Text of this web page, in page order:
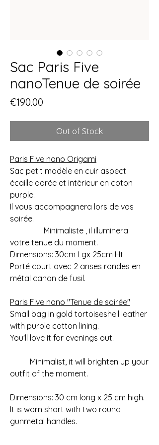
Sac Paris Five
nanoTenue de soirée
€190.00
Out of Stock
Paris Five nano Origami
Sac petit modèle en cuir aspect
écaille dorée et intèrieur en coton
purple.
Il vous accompagnera lors de vos
soirée.
Minimaliste , il illuminera
votre tenue du moment.
Dimensions: 30cm Lgx 25cm Ht
Porté court avec 2 anses rondes en
métal canon de fusil.
Paris Five nano "Tenue de soirée"
Small bag in gold tortoiseshell leather
with purple cotton lining.
You'll love it for evenings out.
Minimalist, it will brighten up your
outfit of the moment.
Dimensions: 30 cm long x 25 cm high.
It is worn short with two round
gunmetal handles.